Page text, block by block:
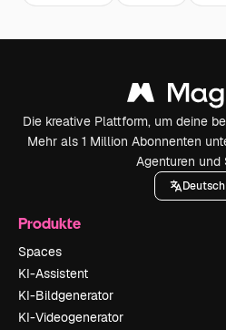
Die kreative Plattform, um deine
Mehr als 1 Million Abonnenten
Agenturen und
Deutsch
Produkte
Spaces
KI-Assistent
KI-Bildgenerator
KI-Videogenerator